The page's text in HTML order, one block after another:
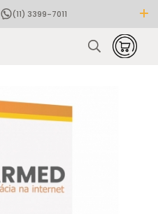
(11) 3399-7011